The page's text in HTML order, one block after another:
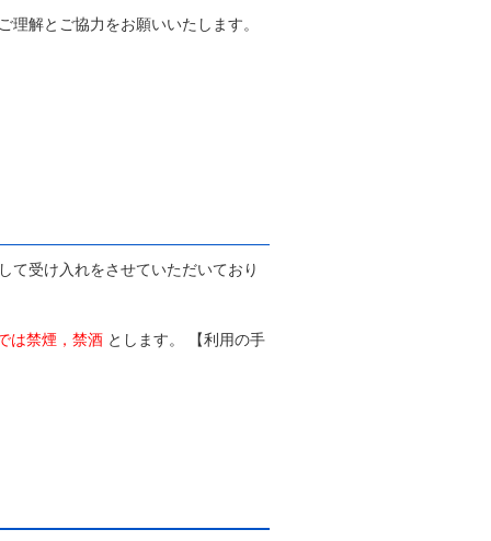
理解とご協力をお願いいたします。
て受け入れをさせていただいており
は禁煙，禁酒 とします。 【利用の手